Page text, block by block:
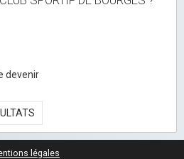
devenir
légales